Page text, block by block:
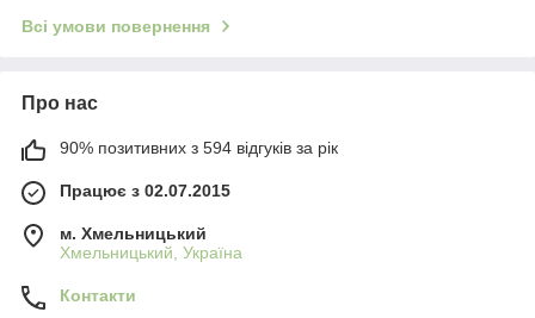
Всі умови повернення
Про нас
90% позитивних з 594 відгуків за рік
Працює з 02.07.2015
м. Хмельницький
Хмельницький, Україна
Контакти